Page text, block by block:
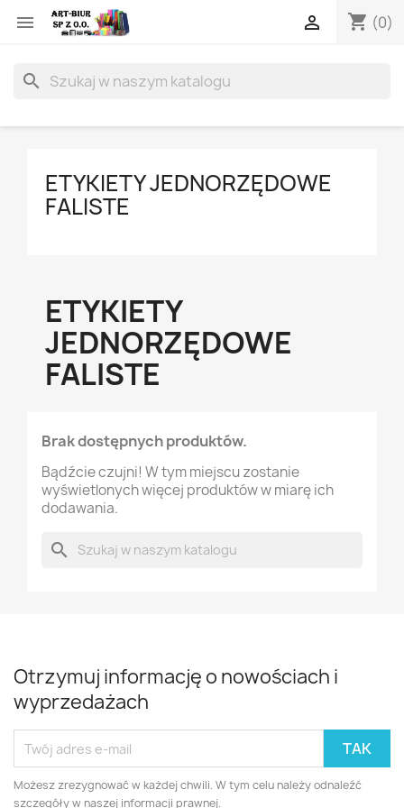
 shopping_cart (0)

search
ETYKIETY JEDNORZĘDOWE
FALISTE
ETYKIETY
JEDNORZĘDOWE
FALISTE
Brak dostępnych produktów.
Bądźcie czujni! W tym miejscu zostanie
wyświetlonych więcej produktów w miarę ich
dodawania.
search
Otrzymuj informację o nowościach i
wyprzedażach
Możesz zrezygnować w każdej chwili. W tym celu należy odnaleźć
szczegóły w naszej informacji prawnej.